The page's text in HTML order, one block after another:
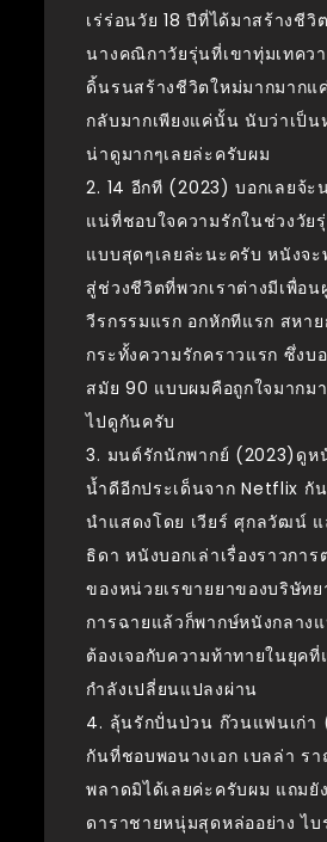
เร่ร่อนวัย 18 ปีที่ได้มาสร้างชีวิ
นางคณิกาวัยรุ่นที่เขาทุ่มเทคว
ดิ้นรนสร้างชีวิตใหม่มากมากแ
กลับมากเพียงแค่นั้น นับว่าเป็
น่าดูมากๆเลยล่ะครับผม
2. 14 อีกที (2023) บอกเลยจ้ะ
แน่ที่ชอบใจความรักในช่วงวัย
แบบสุดๆเลยล่ะนะครับ หนังจ
สู่ช่วงชีวิตที่พวกเราต่างมีเพื่อน
วีรกรรมแรก อกหักทีแรก สหา
กระทั้งความรักคราวแรก ซึ่งบ
สมัย 90 แบบผมคือถูกใจมากม
ไปดูกันครับ
3. มนต์รักนักพากย์ (2023)ดูห
น้ำดีอีกประเด็นจาก Netflix กั
นำแสดงโดย เวียร์ ศุกลวัฒน์
ธิดา หนังบอกเล่าเรื่องราวกา
ของหน่วยเรขายยาของบริษัทย
การฉายแล้วก็พากษ์หนังกลาง
ต้องเจอกับความท้าทายในยุค
กำลังเปลี่ยนแปลงผ่าน
4. ลุ้นรักปั่นป่วน ก๊วนแฟนเก่า
กันที่ชอบพอนางเอก เบลล่า ร
พลาดมิได้เลยค่ะครับผม แถมยั
ดาราชายหนุ่มสุดหล่ออย่าง ไ